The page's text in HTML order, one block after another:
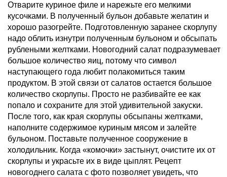
Отварите куриное филе и нарежьте его мелкими
кусочками. В полученный бульон добавьте желатин и
хорошо разогрейте. Подготовленную заранее скорлупу
надо облить изнутри полученным бульоном и обсыпать
рублеными желтками. Новогодний салат подразумевает
большое количество яиц, потому что символ
наступающего года любит полакомиться таким
продуктом. В этой связи от салатов остается большое
количество скорлупы. Просто не разбивайте ее как
попало и сохраните для этой удивительной закуски.
После того, как края скорлупы обсыпаны желтками,
наполните содержимое куриным мясом и залейте
бульоном. Поставьте полученное сооружение в
холодильник. Когда «комочки» застынут, очистите их от
скорлупы и украсьте их в виде цыплят. Рецепт
новогоднего салата с фото позволяет увидеть, что